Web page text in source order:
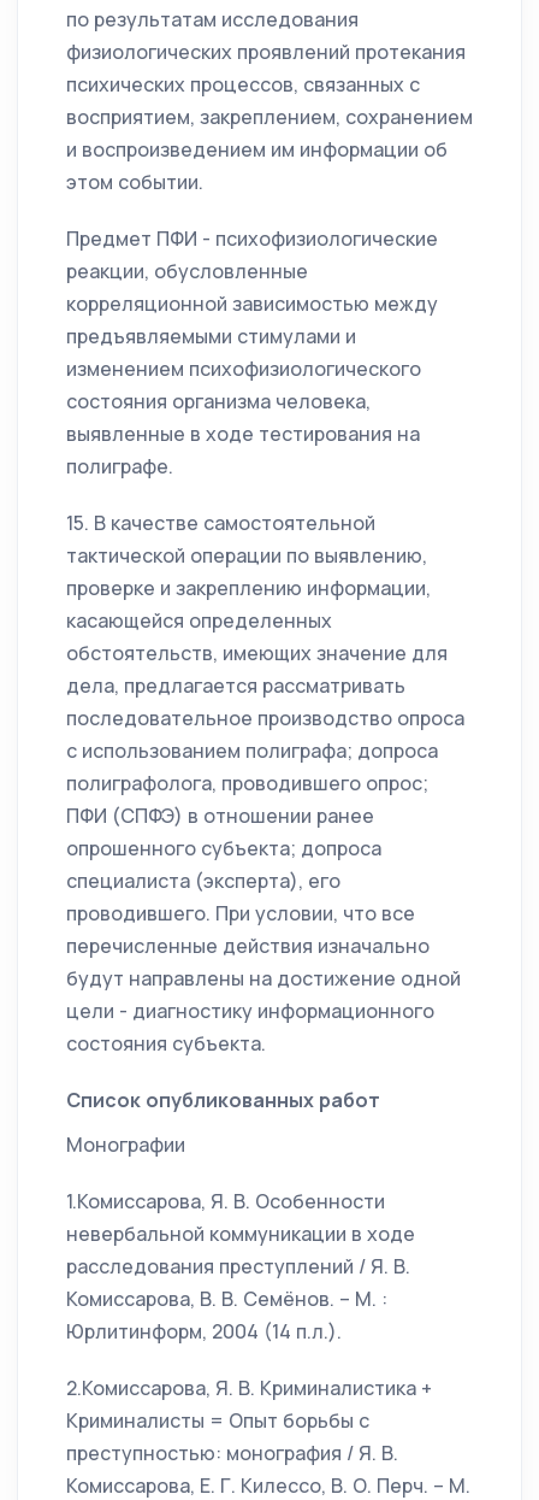
по результатам исследования
физиологических проявлений протекания
психических процессов, связанных с
восприятием, закреплением, сохранением
и воспроизведением им информации об
этом событии.
Предмет ПФИ - психофизиологические
реакции, обусловленные
корреляционной зависимостью между
предъявляемыми стимулами и
изменением психофизиологического
состояния организма человека,
выявленные в ходе тестирования на
полиграфе.
15. В качестве самостоятельной
тактической операции по выявлению,
проверке и закреплению информации,
касающейся определенных
обстоятельств, имеющих значение для
дела, предлагается рассматривать
последовательное производство опроса
с использованием полиграфа; допроса
полиграфолога, проводившего опрос;
ПФИ (СПФЭ) в отношении ранее
опрошенного субъекта; допроса
специалиста (эксперта), его
проводившего. При условии, что все
перечисленные действия изначально
будут направлены на достижение одной
цели - диагностику информационного
состояния субъекта.
Список опубликованных работ
Монографии
1.Комиссарова, Я. В. Особенности
невербальной коммуникации в ходе
расследования преступлений / Я. В.
Комиссарова, В. В. Семёнов. – М. :
Юрлитинформ, 2004 (14 п.л.).
2.Комиссарова, Я. В. Криминалистика +
Криминалисты = Опыт борьбы с
преступностью: монография / Я. В.
Комиссарова, Е. Г. Килессо, В. О. Перч. – М.